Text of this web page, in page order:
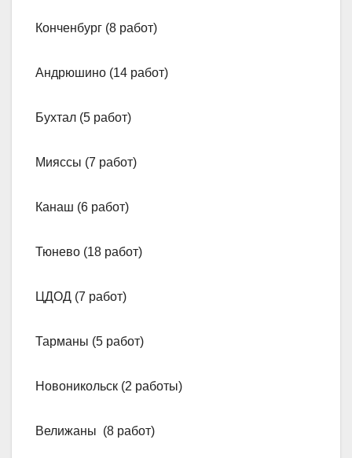
Конченбург (8 работ)
Андрюшино (14 работ)
Бухтал (5 работ)
Мияссы (7 работ)
Канаш (6 работ)
Тюнево (18 работ)
ЦДОД (7 работ)
Тарманы (5 работ)
Новоникольск (2 работы)
Велижаны (8 работ)